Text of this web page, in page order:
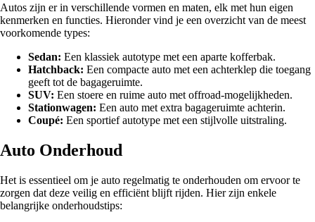
Autos zijn er in verschillende vormen en maten, elk met hun eigen
kenmerken en functies. Hieronder vind je een overzicht van de meest
voorkomende types:
Sedan: Een klassiek autotype met een aparte kofferbak.
Hatchback: Een compacte auto met een achterklep die toegang
geeft tot de bagageruimte.
SUV: Een stoere en ruime auto met offroad-mogelijkheden.
Stationwagen: Een auto met extra bagageruimte achterin.
Coupé: Een sportief autotype met een stijlvolle uitstraling.
Auto Onderhoud
Het is essentieel om je auto regelmatig te onderhouden om ervoor te
zorgen dat deze veilig en efficiënt blijft rijden. Hier zijn enkele
belangrijke onderhoudstips: